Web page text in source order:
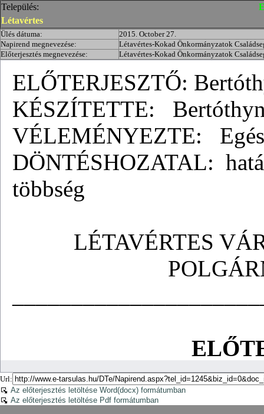
Település:
Létavértes
Ülés dátuma:
2015. October 27.
Napirend megnevezése:
Létavértes-Kokad Önkormányzatok
Előterjesztés megnevezése:
Létavértes-Kokad Önkormányzatok
Url:
Az előterjesztés letöltése Word(docx) formátumban
Az előterjesztés letöltése Pdf formátumban